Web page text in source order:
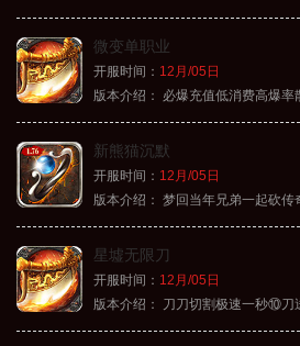
微变单职业
开服时间： 12月/05日
版本介绍：
必爆充值低消费高爆率
新熊猫沉默
开服时间： 12月/05日
版本介绍： 梦回当年兄弟一起砍传
星墟无限刀
开服时间： 12月/05日
版本介绍：
刀刀切割极速一秒⑩刀